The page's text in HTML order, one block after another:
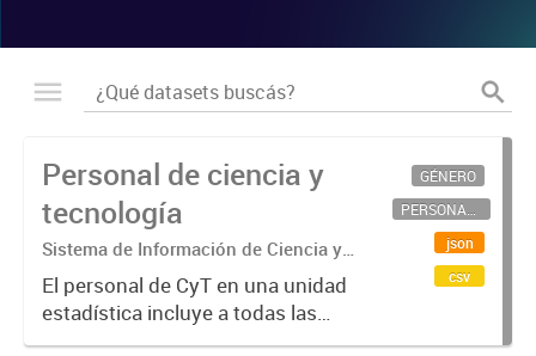
Personal de ciencia y
tecnología
Sistema de Información de Ciencia y
Tecnología Argentino (SICYTAR)
El personal de CyT en una unidad
estadística incluye a todas las
personas involucradas
GÉNERO
PERSONAL CIENTÍFICO-TECNOLÓGICO
json
csv